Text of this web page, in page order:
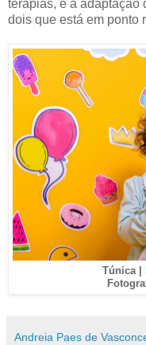
terapias, é a adaptação
dois que está em ponto
Túnica |
Andreia Paes de